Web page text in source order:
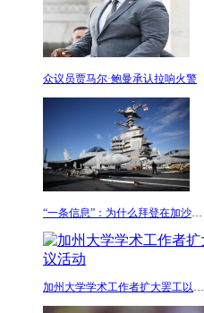
众议员贾马尔·鲍曼承认拉响火警
“一条信息”：为什么拜登在加沙战争期间派遣了一个美
加州大学学术工作者扩大罢工以回应亲巴勒斯坦抗议活动